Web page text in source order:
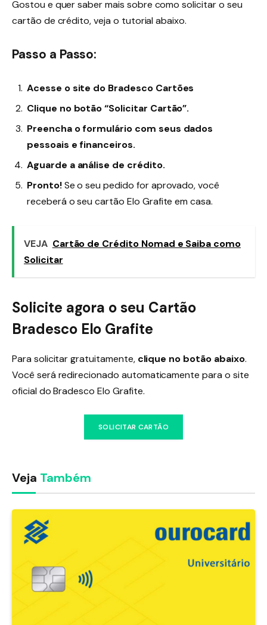
Gostou e quer saber mais sobre como solicitar o seu
cartão de crédito, veja o tutorial abaixo.
Passo a Passo:
Acesse o site do Bradesco Cartões
Clique no botão “Solicitar Cartão”.
Preencha o formulário com seus dados
pessoais e financeiros.
Aguarde a análise de crédito.
Pronto!Se o seu pedido for aprovado, você
receberá o seu cartão Elo Grafite em casa.
VEJA Cartão de Crédito Nomad e Saiba como
Solicitar
Solicite agora o seu Cartão
Bradesco Elo Grafite
Para solicitar gratuitamente,clique no botão abaixo.
Você será redirecionado automaticamente para o site
oficial do Bradesco Elo Grafite.
SOLICITAR CARTÃO
Veja Também